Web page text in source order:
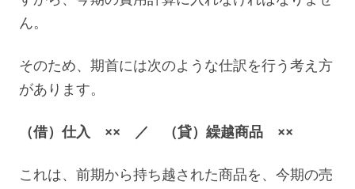
ん。
そのため、期首には次のような仕訳を行う考え方
があります。
（借）仕入 ×× ／ （貸）繰越商品 ××
これは、前期から持ち越された商品を、今期の売